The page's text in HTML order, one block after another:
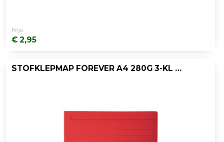
Prijs:
€ 2,95
STOFKLEPMAP FOREVER A4 280G 3-KL RD/PK50